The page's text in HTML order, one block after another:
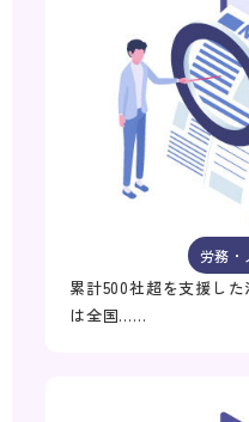
労務
累計500社超を支援し
は全国……